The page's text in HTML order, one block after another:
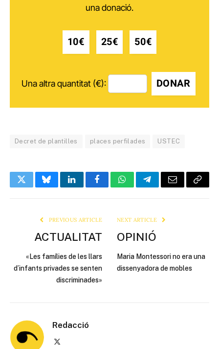
una donació.
10€ 25€ 50€
Una altra quantitat (€): DONAR
Decret de plantilles places perfilades USTEC
TwitterBlueskyLinkedInFacebookWhatsAppTelegramEmail Copy
PREVIOUS ARTICLE
ACTUALITAT
«Les famílies de les llars
d’infants privades se senten
discriminades»
NEXT ARTICLE
OPINIÓ
Maria Montessori no era una
dissenyadora de mobles
Redacció